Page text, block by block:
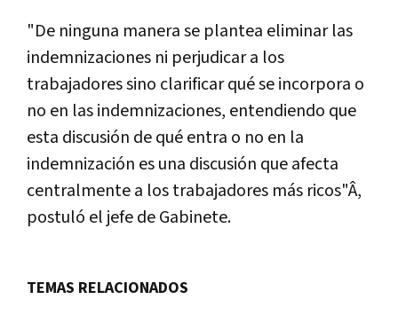
"De ninguna manera se plantea eliminar las
indemnizaciones ni perjudicar a los
trabajadores sino clarificar qué se incorpora o
no en las indemnizaciones, entendiendo que
esta discusión de qué entra o no en la
indemnización es una discusión que afecta
centralmente a los trabajadores más ricos"Â,
postuló el jefe de Gabinete.
TEMAS RELACIONADOS